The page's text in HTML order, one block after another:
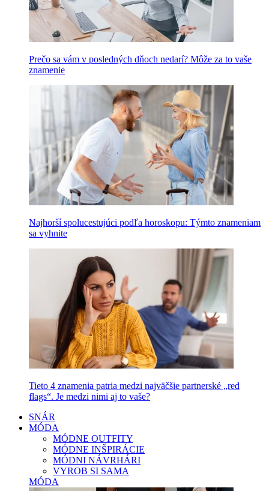
Prečo sa vám v posledných dňoch nedarí? Môže za to vaše
znamenie
Najhorší spolucestujúci podľa horoskopu: Týmto znameniam
sa vyhnite
Tieto 4 znamenia patria medzi najväčšie partnerské „red
flags“. Je medzi nimi aj to vaše?
SNÁR
MÓDA
MÓDNE OUTFITY
MÓDNE INŠPIRÁCIE
MÓDNI NÁVRHÁRI
VYROB SI SAMA
MÓDA